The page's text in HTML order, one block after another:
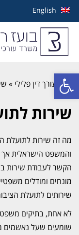
פתח סרגל נגישות
English
» עורך דין פלילי »
שירות
מה זה שירות לתועלת
והמשפט הישראלית אך
הקשר לעבודת שירות
מונחים ומודלים
שירותים לתועלת
לא אחת, בתיקים
שומעים שעל נאשמים